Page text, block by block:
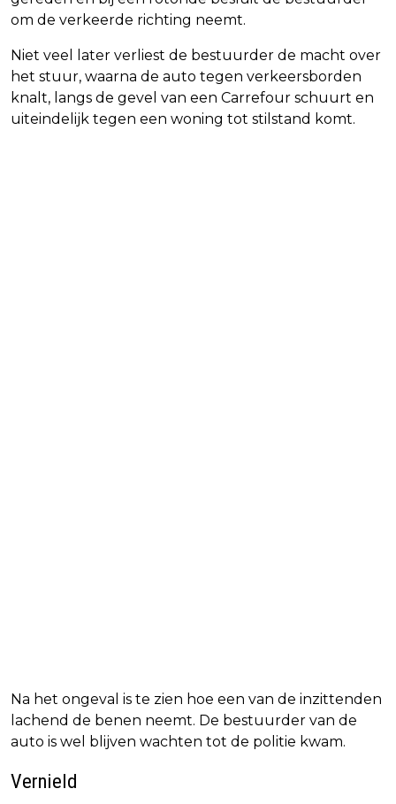
om de verkeerde richting neemt.
Niet veel later verliest de bestuurder de macht over
het stuur, waarna de auto tegen verkeersborden
knalt, langs de gevel van een Carrefour schuurt en
uiteindelijk tegen een woning tot stilstand komt.
Na het ongeval is te zien hoe een van de inzittenden
lachend de benen neemt. De bestuurder van de
auto is wel blijven wachten tot de politie kwam.
Vernield